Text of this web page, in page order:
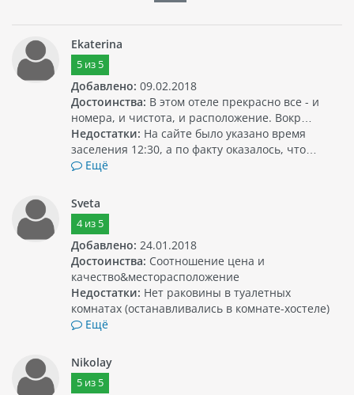
Ekaterina
5из 5
Добавлено: 09.02.2018
Достоинства: В этом отеле прекрасно все - и
номера, и чистота, и расположение. Вокр…
Недостатки: На сайте было указано время
заселения 12:30, а по факту оказалось, что…
Ещё
Sveta
4из 5
Добавлено: 24.01.2018
Достоинства: Соотношение цена и
качество&месторасположение
Недостатки: Нет раковины в туалетных
комнатах (останавливались в комнате-хостеле)
Ещё
Nikolay
5из 5